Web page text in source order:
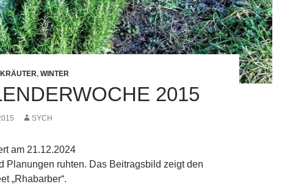
KRÄUTER, WINTER
2015
SYCH
am 21.12.2024
Planungen ruhten. Das Beitragsbild zeigt den
„Rhabarber“.